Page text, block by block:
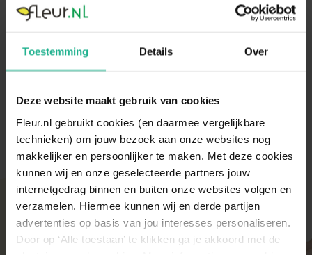
Toestemming Details Over
Deze website maakt gebruik van cookies
Fleur.nl gebruikt cookies (en daarmee vergelijkbare
technieken) om jouw bezoek aan onze websites nog
makkelijker en persoonlijker te maken. Met deze cookies
kunnen wij en onze geselecteerde partners jouw
internetgedrag binnen en buiten onze websites volgen en
verzamelen. Hiermee kunnen wij en derde partijen
advertenties op basis van jou interesses personaliseren.
Door op ‘Alle toestaan’ te klikken ga je akkoord met de
grillige oppervlak van een vulkaan. Mooi voor in jouw
woonkamer, kantoor of terras!
Met aandacht verpakt
Onze kamer- en tuinplanten komen elke ochtend
direct van de kweker binnen. Verser kan niet!